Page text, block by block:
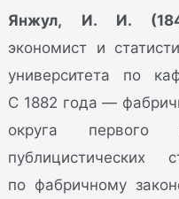
Янжул, И. И.
экономист и
университета по
С 1882 года —
округа первого
по фабричному